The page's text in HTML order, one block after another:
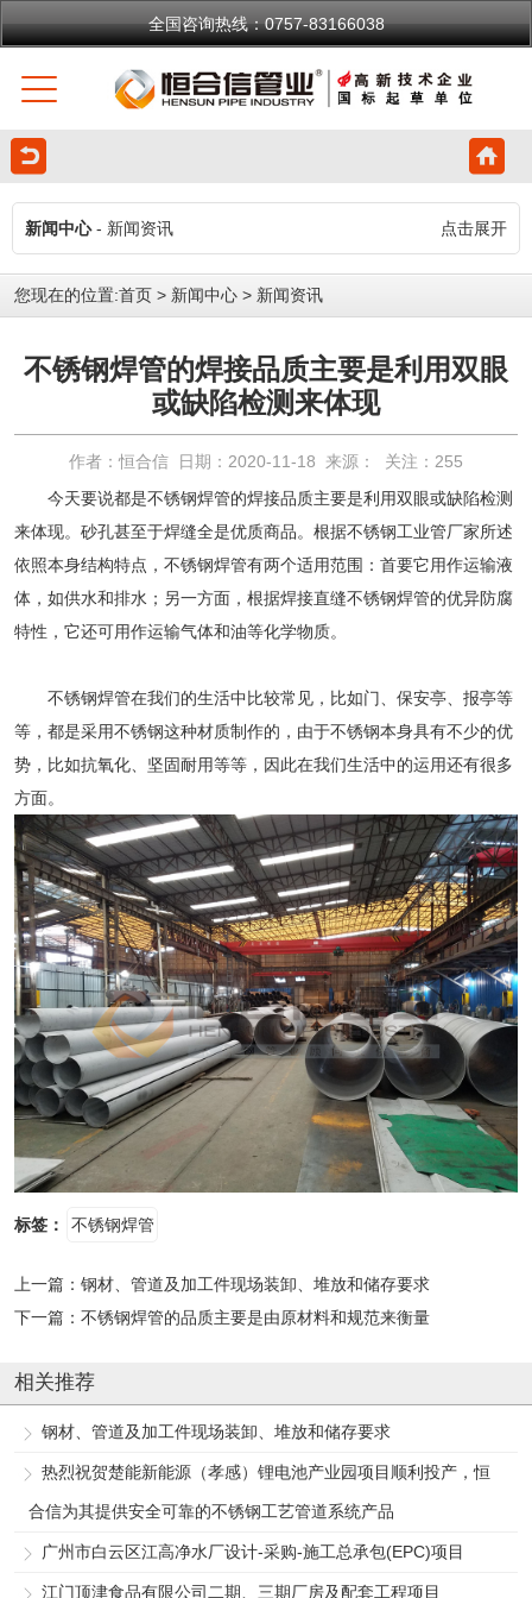
全国咨询热线：0757-83166038
新闻中心- 新闻资讯 点击展开
您现在的位置:首页 > 新闻中心 > 新闻资讯
不锈钢焊管的焊接品质主要是利用双眼
或缺陷检测来体现
作者：恒合信 日期：2020-11-18 来源： 关注： 255
今天要说都是不锈钢焊管的焊接品质主要是利用双眼或缺陷检测
来体现。砂孔甚至于焊缝全是优质商品。根据不锈钢工业管厂家所述
依照本身结构特点， 不锈钢焊管有两个适用范围：首要它用作运输液
体，如供水和排水；另一方面，根据焊接直缝不锈钢焊管的优异防腐
特性，它还可用作运输气体和油等化学物质。
不锈钢焊管在我们的生活中比较常见，比如门、保安亭、报亭等
等，都是采用不锈钢这种材质制作的，由于不锈钢本身具有不少的优
势，比如抗氧化、坚固耐用等等，因此在我们生活中的运用还有很多
方面。
标签： 不锈钢焊管
上一篇： 钢材、管道及加工件现场装卸、堆放和储存要求
下一篇： 不锈钢焊管的品质主要是由原材料和规范来衡量
相关推荐
钢材、管道及加工件现场装卸、堆放和储存要求
热烈祝贺楚能新能源（孝感）锂电池产业园项目顺利投产，恒
合信为其提供安全可靠的不锈钢工艺管道系统产品
广州市白云区江高净水厂设计-采购-施工总承包(EPC)项目
江门顶津食品有限公司二期、三期厂房及配套工程项目